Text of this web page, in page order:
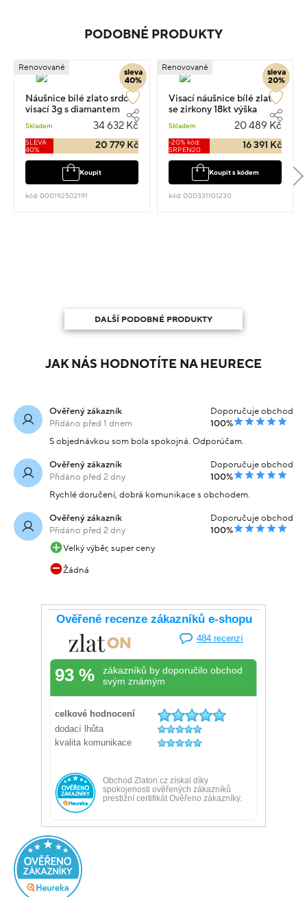
PODOBNÉ PRODUKTY
sleva
40%
Renovované
Náušnice bílé zlato srdce
visací 3g s diamantem
Skladem 34 632 Kč
SLEVA
40%
20 779 Kč
Koupit
kód: 000192502191
sleva
20%
Renovované
Visací náušnice bílé zlato
se zirkony 18kt výška
1.7cm váha 5.15g
Skladem 20 489 Kč
-20% kód:
SRPEN20
16 391 Kč
Koupit s kódem
kód: 000331101230
DALŠÍ PODOBNÉ PRODUKTY
JAK NÁS HODNOTÍTE NA HEURECE
Ověřený zákazník
Přidáno před 1 dnem
Doporučuje obchod
100%
S objednávkou som bola spokojná. Odporúčam.
Ověřený zákazník
Přidáno před 2 dny
Doporučuje obchod
100%
Rychlé doručení, dobrá komunikace s obchodem.
Ověřený zákazník
Přidáno před 2 dny
Doporučuje obchod
100%
Velký výběr, super ceny
Žádná